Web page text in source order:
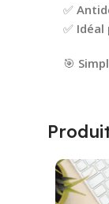
✅
✅ Idéal
🎯